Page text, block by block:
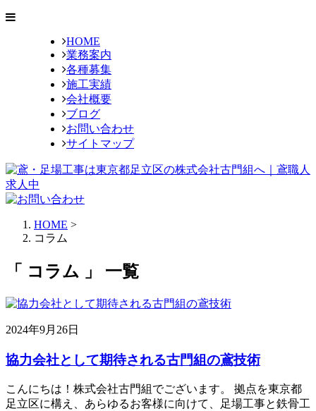
HOME
業務案内
各種募集
施工実績
会社概要
ブログ
お問い合わせ
サイトマップ
HOME >
コラム
「 コラム 」 一覧
2024年9月26日
協力会社として期待される古門組の鳶技術
こんにちは！株式会社古門組でございます。 拠点を東京都
足立区に構え、あらゆるお客様に向けて、足場工事と鉄骨工